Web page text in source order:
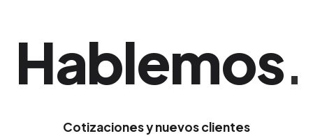
Hablemos.
Cotizaciones y nuevos clientes